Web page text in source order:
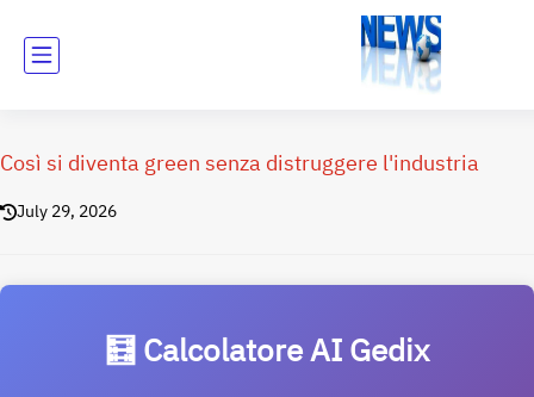
Così si diventa green senza distruggere l'industria
July 29, 2026
🧮 Calcolatore AI Gedix